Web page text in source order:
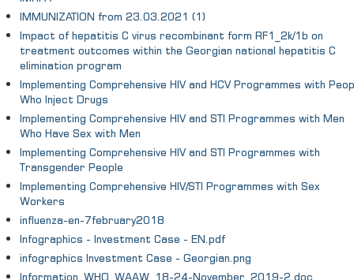
IMMUNIZATION from 23.03.2021 (1)
Impact of hepatitis C virus recombinant form RF1_2k/1b on
treatment outcomes within the Georgian national hepatitis C
elimination program
Implementing Comprehensive HIV and HCV Programmes with
Who Inject Drugs
Implementing Comprehensive HIV and STI Programmes with Men
Who Have Sex with Men
Implementing Comprehensive HIV and STI Programmes with
Transgender People
Implementing Comprehensive HIV/STI Programmes with Sex
Workers
influenza-en-7february2018
Infographics - Investment Case - EN.pdf
infographics Investment Case - Georgian.png
Information_WHO_WAAW_18-24-November_2019-2.doc